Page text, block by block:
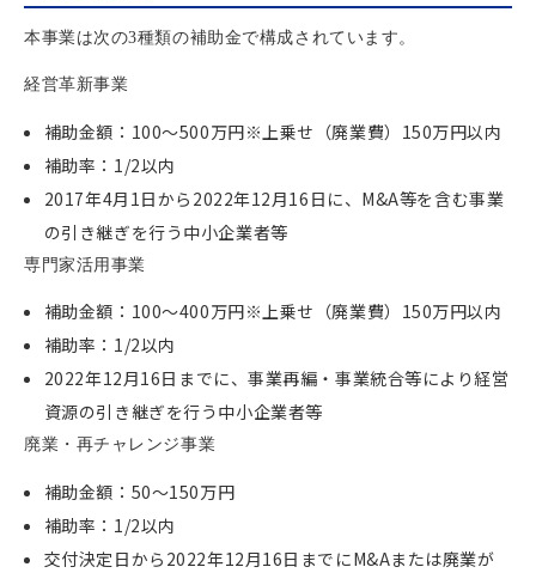
本事業は次の3種類の補助金で構成されています。
経営革新事業
補助金額：100〜500万円※上乗せ（廃業費）150万円以内
補助率：1/2以内
2017年4月1日から2022年12月16日に、M&A等を含む事業
の引き継ぎを行う中小企業者等
専門家活用事業
補助金額：100〜400万円※上乗せ（廃業費）150万円以内
補助率：1/2以内
2022年12月16日までに、事業再編・事業統合等により経営
資源の引き継ぎを行う中小企業者等
廃業・再チャレンジ事業
補助金額：50〜150万円
補助率：1/2以内
交付決定日から2022年12月16日までにM&Aまたは廃業が